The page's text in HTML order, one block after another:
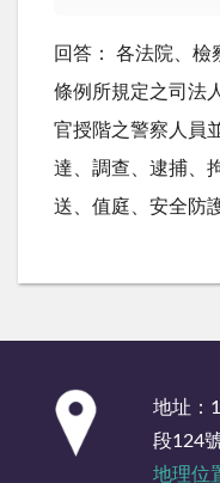
回答： 各法院、
條例所規定之司法
官授階之警察人員
達、調查、逮捕、
送、值庭、安全防
地址：
段124
地理位